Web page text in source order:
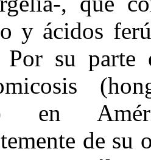
y ácidos
Por su
en
de su